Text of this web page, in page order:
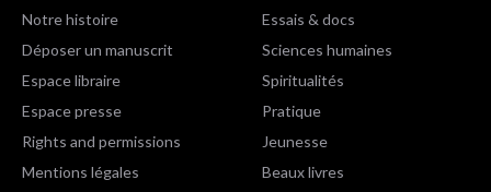
Notre histoire
Déposer un manuscrit
Espace libraire
Espace presse
Rights and permissions
Mentions légales
Essais & docs
Sciences humaines
Spiritualités
Pratique
Jeunesse
Beaux livres